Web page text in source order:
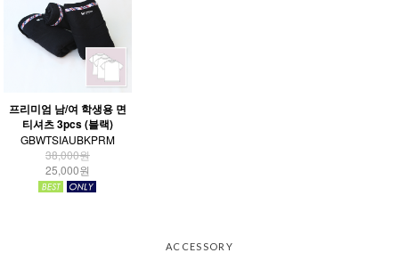
프리미엄 남/여 학생용 면
티셔츠 3pcs (블랙)
GBWTSIAUBKPRM
38,000원
25,000원
ACCESSORY